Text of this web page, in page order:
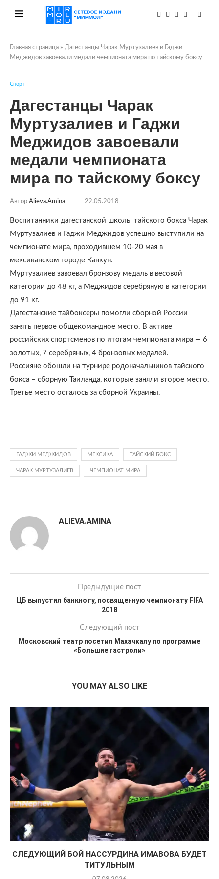
Главная страница » Дагестанцы Чарак Муртузалиев и Гаджи
Меджидов завоевали медали чемпионата мира по тайскому боксу
Спорт
Дагестанцы Чарак
Муртузалиев и Гаджи
Меджидов завоевали
медали чемпионата
мира по тайскому боксу
Автор Alieva.amina 22.05.2018
Воспитанники дагестанской школы тайского бокса Чарак
Муртузалиев и Гаджи Меджидов успешно выступили на
чемпионате мира, проходившем 10-20 мая в
мексиканском городе Канкун.
Муртузалиев завоевал бронзову медаль в весовой
категории до 48 кг, а Меджидов серебряную в категории
до 91 кг.
Дагестанские тайбоксеры помогли сборной России
занять первое общекомандное место. В активе
российских спортсменов по итогам чемпионата мира — 6
золотых, 7 серебряных, 4 бронзовых медалей.
Россияне обошли на турнире родоначальников тайского
бокса – сборную Таиланда, которые заняли второе место.
Третье место осталось за сборной Украины.
ГАДЖИ МЕДЖИДОВ МЕКСИКА ТАЙСКИЙ БОКС
ЧАРАК МУРТУЗАЛИЕВ ЧЕМПИОНАТ МИРА
ALIEVA.AMINA
Предыдущие пост
ЦБ выпустил банкноту, посвященную чемпионату FIFA
2018
Следующий пост
Московский театр посетил Махачкалу по программе
«Большие гастроли»
YOU MAY ALSO LIKE
СЛЕДУЮЩИЙ БОЙ НАССУРДИНА ИМАВОВА БУДЕТ
ТИТУЛЬНЫМ